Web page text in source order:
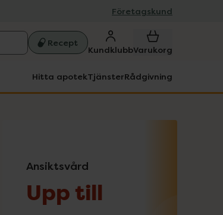
Företagskund
Recept
KundklubbVarukorg
Hitta apotekTjänsterRådgivning
Ansiktsvård
Upp till